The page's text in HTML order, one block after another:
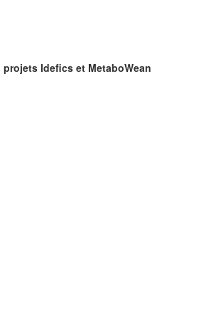
Idefics et MetaboWean